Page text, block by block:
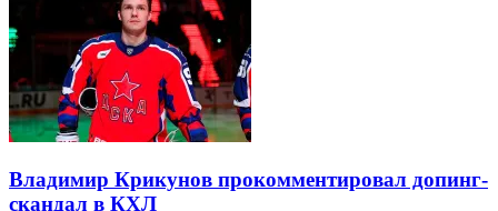
Владимир Крикунов прокомментировал допинг-
скандал в КХЛ